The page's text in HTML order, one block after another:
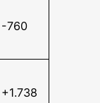
-760
+1.738